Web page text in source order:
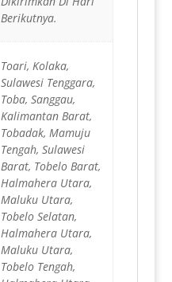
Berikutnya.
Toari, Kolaka,
Sulawesi Tenggara,
Toba, Sanggau,
Kalimantan Barat,
Tobadak, Mamuju
Tengah, Sulawesi
Barat, Tobelo Barat,
Halmahera Utara,
Maluku Utara,
Tobelo Selatan,
Halmahera Utara,
Maluku Utara,
Tobelo Tengah,